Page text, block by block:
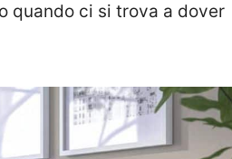
quando ci si trova a dover